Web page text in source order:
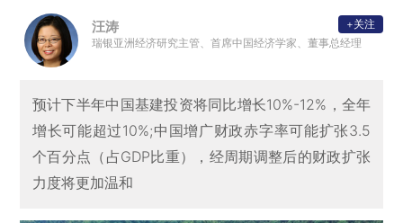
汪涛
瑞银亚洲经济研究主管、首席中国经济学家、董事总经理
+关注
预计下半年中国基建投资将同比增长10%-12%，全年
增长可能超过10%;中国增广财政赤字率可能扩张3.5
个百分点（占GDP比重），经周期调整后的财政扩张
力度将更加温和